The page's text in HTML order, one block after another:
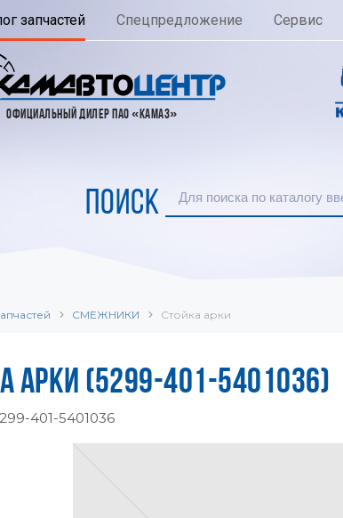
запчастей Спецпредложение Сервис
ОФИЦИАЛЬНЫЙ ДИЛЕР ПАО «КАМАЗ»
ПОИСК
СМЕЖНИКИ Стойка арки
АРКИ (5299-401-5401036)
401-5401036